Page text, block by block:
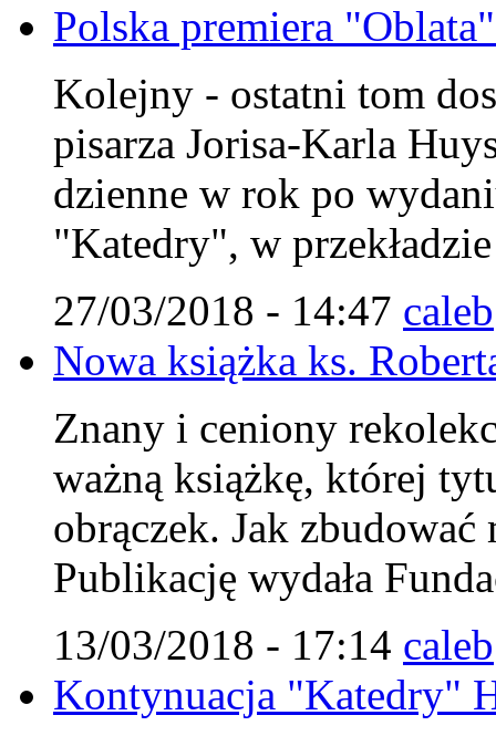
Polska premiera
Kolejny - ostatni tom
pisarza Jorisa-Karla
dzienne w rok po
"Katedry", w
27/03/2018 - 14:47 caleb
Nowa książka ks.
Znany i ceniony
ważną książkę, której
obrączek. Jak zbudować
Publikację wydała
13/03/2018 - 17:14 caleb
Kontynuacja "Katedry"